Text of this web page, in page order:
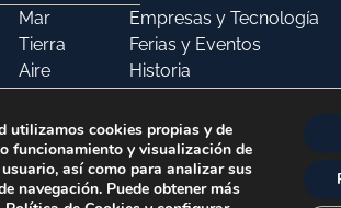
Mar
Tierra
Aire
Empresas y Tecnología
Ferias y Eventos
Historia
utilizamos cookies propias y de
funcionamiento y visualización de
así como para analizar sus
navegación. Puede obtener más